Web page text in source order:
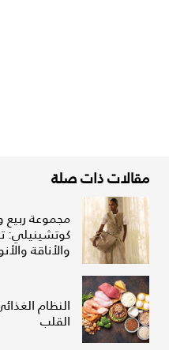
مقالات ذات صلة
كوتشينيلي:
والأناقة
النظام
القلب